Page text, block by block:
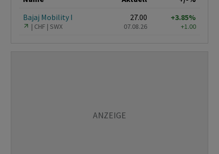
Bajaj Mobility I
CHF SWX
27.00
07.08.26
+3.85%
+1.00